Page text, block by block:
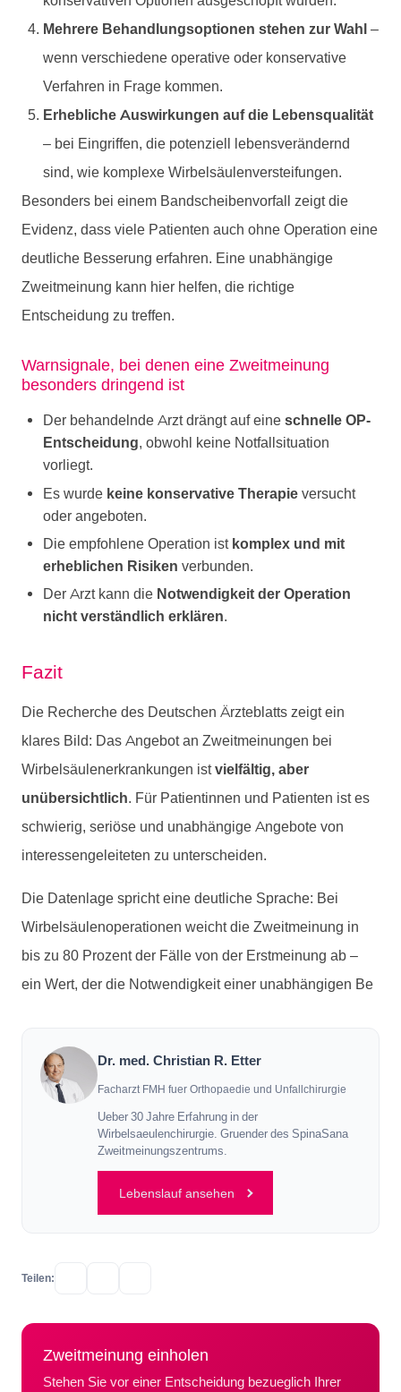
Mehrere Behandlungsoptionen stehen zur Wahl –
wenn verschiedene operative oder konservative
Verfahren in Frage kommen.
Erhebliche Auswirkungen auf die Lebensqualität
– bei Eingriffen, die potenziell lebensverändernd
sind, wie komplexe Wirbelsäulenversteifungen.
Besonders bei einem Bandscheibenvorfall zeigt die
Evidenz, dass viele Patienten auch ohne Operation eine
deutliche Besserung erfahren. Eine unabhängige
Zweitmeinung kann hier helfen, die richtige
Entscheidung zu treffen.
Warnsignale, bei denen eine Zweitmeinung
besonders dringend ist
Der behandelnde Arzt drängt auf eine schnelle OP-
Entscheidung, obwohl keine Notfallsituation
vorliegt.
Es wurde keine konservative Therapie versucht
oder angeboten.
Die empfohlene Operation ist komplex und mit
erheblichen Risiken verbunden.
Der Arzt kann die Notwendigkeit der Operation
nicht verständlich erklären.
Fazit
Die Recherche des Deutschen Ärzteblatts zeigt ein
klares Bild: Das Angebot an Zweitmeinungen bei
Wirbelsäulenerkrankungen istvielfältig, aber
unübersichtlich. Für Patientinnen und Patienten ist es
schwierig, seriöse und unabhängige Angebote von
interessengeleiteten zu unterscheiden.
Die Datenlage spricht eine deutliche Sprache: Bei
Wirbelsäulenoperationen weicht die Zweitmeinung in
bis zu 80 Prozent der Fälle von der Erstmeinung ab –
ein Wert, der die Notwendigkeit einer unabhängigen Be
Dr. med. Christian R. Etter
Facharzt FMH fuer Orthopaedie und Unfallchirurgie
Ueber 30 Jahre Erfahrung in der
Wirbelsaeulenchirurgie. Gruender des SpinaSana
Zweitmeinungszentrums.
Lebenslauf ansehen
Teilen:
Zweitmeinung einholen
Stehen Sie vor einer Entscheidung bezueglich Ihrer